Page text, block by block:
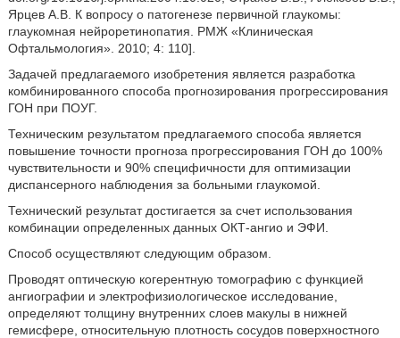
Ярцев A.B. К вопросу о патогенезе первичной глаукомы:
глаукомная нейроретинопатия. РМЖ «Клиническая
Офтальмология». 2010; 4: 110].
Задачей предлагаемого изобретения является разработка
комбинированного способа прогнозирования прогрессирования
ГОН при ПОУГ.
Техническим результатом предлагаемого способа является
повышение точности прогноза прогрессирования ГОН до 100%
чувствительности и 90% специфичности для оптимизации
диспансерного наблюдения за больными глаукомой.
Технический результат достигается за счет использования
комбинации определенных данных ОКТ-ангио и ЭФИ.
Способ осуществляют следующим образом.
Проводят оптическую когерентную томографию с функцией
ангиографии и электрофизиологическое исследование,
определяют толщину внутренних слоев макулы в нижней
гемисфере, относительную плотность сосудов поверхностного